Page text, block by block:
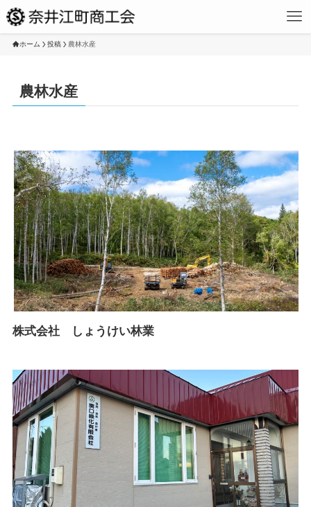
ホーム 投稿 農林水産
農林水産
株式会社 しょうけい林業